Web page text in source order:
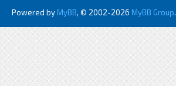
Powered by MyBB, © 2002-2026 MyBB Group.